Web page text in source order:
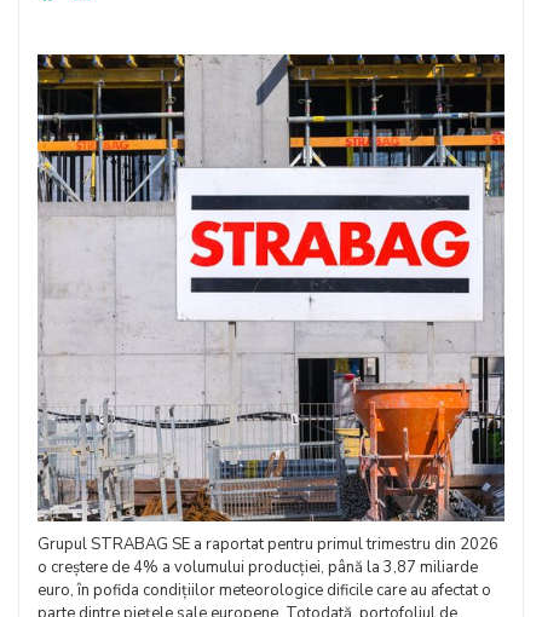
Grupul STRABAG SE a raportat pentru primul trimestru din 2026
o creștere de 4% a volumului producției, până la 3,87 miliarde
euro, în pofida condițiilor meteorologice dificile care au afectat o